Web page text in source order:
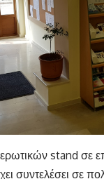
stand σε
συντελέσει σε